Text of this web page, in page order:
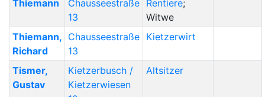
Thiemann
Chausseestraße
13
Rentiere;
Witwe
Thiemann,
Richard
Chausseestraße
13
Kietzerwirt
Tismer,
Gustav
Kietzerbusch /
Kietzerwiesen
Altsitzer